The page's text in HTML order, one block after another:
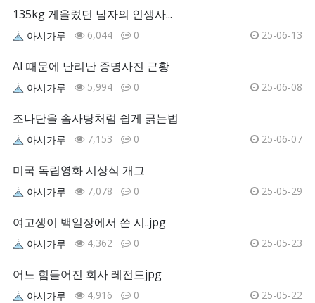
135kg 게을렀던 남자의 인생사...
아시가루 6,044 0 25-06-13
AI 때문에 난리난 증명사진 근황
아시가루 5,994 0 25-06-08
조나단을 솜사탕처럼 쉽게 긁는법
아시가루 7,153 0 25-06-07
미국 독립영화 시상식 개그
아시가루 7,078 0 25-05-29
여고생이 백일장에서 쓴 시..jpg
아시가루 4,362 0 25-05-23
어느 힘들어진 회사 레전드jpg
아시가루 4,916 0 25-05-22